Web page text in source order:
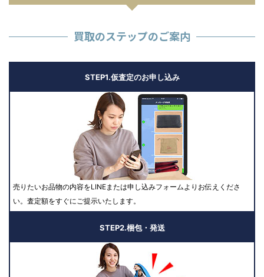
買取のステップのご案内
STEP1.仮査定のお申し込み
売りたいお品物の内容をLINEまたは申し込みフォームよりお伝えくださ
い。査定額をすぐにご提示いたします。
STEP2.梱包・発送